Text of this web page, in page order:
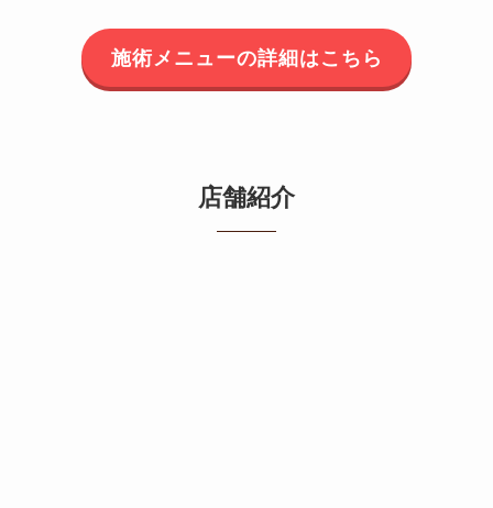
施術メニューの詳細はこちら
店舗紹介